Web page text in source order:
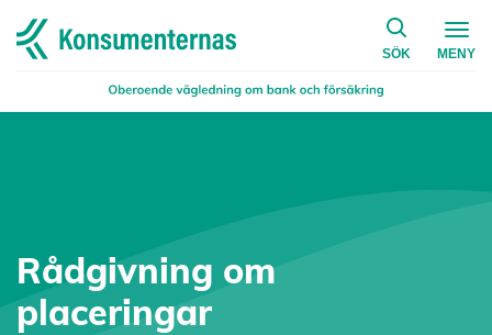
Navigera till startsidan
SÖK
på
MENY
Rådgivning om
placeringar